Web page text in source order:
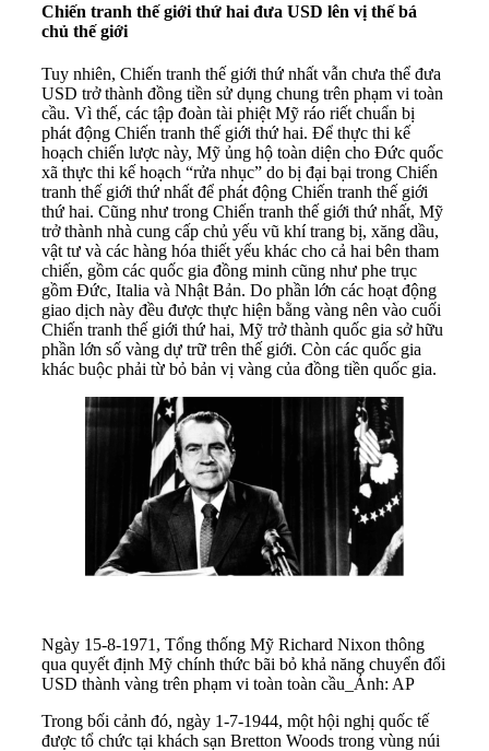
Chiến tranh thế giới thứ hai đưa USD lên vị thế bá
chủ thế giới
Tuy nhiên, Chiến tranh thế giới thứ nhất vẫn chưa thể đưa
USD trở thành đồng tiền sử dụng chung trên phạm vi toàn
cầu. Vì thế, các tập đoàn tài phiệt Mỹ ráo riết chuẩn bị
phát động Chiến tranh thế giới thứ hai. Để thực thi kế
hoạch chiến lược này, Mỹ ủng hộ toàn diện cho Đức quốc
xã thực thi kế hoạch “rửa nhục” do bị đại bại trong Chiến
tranh thế giới thứ nhất để phát động Chiến tranh thế giới
thứ hai. Cũng như trong Chiến tranh thế giới thứ nhất, Mỹ
trở thành nhà cung cấp chủ yếu vũ khí trang bị, xăng dầu,
vật tư và các hàng hóa thiết yếu khác cho cả hai bên tham
chiến, gồm các quốc gia đồng minh cũng như phe trục
gồm Đức, Italia và Nhật Bản. Do phần lớn các hoạt động
giao dịch này đều được thực hiện bằng vàng nên vào cuối
Chiến tranh thế giới thứ hai, Mỹ trở thành quốc gia sở hữu
phần lớn số vàng dự trữ trên thế giới. Còn các quốc gia
khác buộc phải từ bỏ bản vị vàng của đồng tiền quốc gia.
Ngày 15-8-1971, Tổng thống Mỹ Richard Nixon thông
qua quyết định Mỹ chính thức bãi bỏ khả năng chuyển đổi
USD thành vàng trên phạm vi toàn toàn cầu_Ảnh: AP
Trong bối cảnh đó, ngày 1-7-1944, một hội nghị quốc tế
được tổ chức tại khách sạn Bretton Woods trong vùng núi